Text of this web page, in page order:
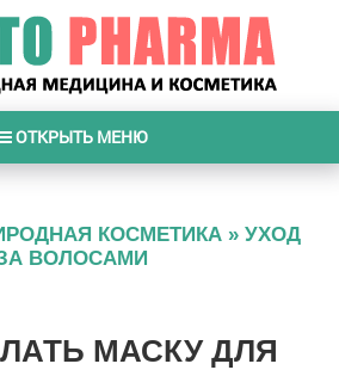
ОТКРЫТЬ МЕНЮ
КОСМЕТИКА» УХОД
ВОЛОСАМИ
МАСКУ ДЛЯ